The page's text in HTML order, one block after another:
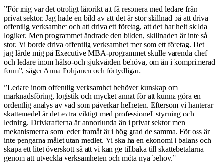
”För mig var det otroligt lärorikt att få resonera med ledare från
privat sektor. Jag hade en bild av att det är stor skillnad på att driva
offentlig verksamhet och att driva ett företag, att det har helt skilda
logiker. Men programmet ändrade den bilden, skillnaden är inte så
stor. Vi borde driva offentlig verksamhet mer som ett företag. Det
jag lärde mig på Executive MBA-programmet skulle varenda chef
och ledare inom hälso-och sjukvården behöva, om än i komprimerad
form”, säger Anna Pohjanen och förtydligar:
”Ledare inom offentlig verksamhet behöver kunskap om
marknadsföring, logistik och mycket annat för att kunna göra en
ordentlig analys av vad som påverkar helheten. Eftersom vi hanterar
skattemedel är det extra viktigt med professionell styrning och
ledning. Drivkrafterna är annorlunda än i privat sektor men
mekanismerna som leder framåt är i hög grad de samma. För oss är
inte pengarna målet utan medlet. Vi ska ha en ekonomi i balans och
skapa ett litet överskott så att vi kan ge tillbaka till skattebetalarna
genom att utveckla verksamheten och möta nya behov.”